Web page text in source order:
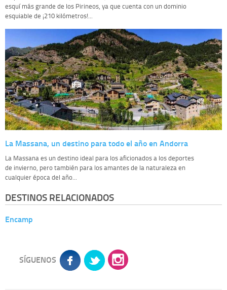
esquí más grande de los Pirineos, ya que cuenta con un dominio
esquiable de ¡210 kilómetros!...
La Massana, un destino para todo el año en Andorra
La Massana es un destino ideal para los aficionados a los deportes
de invierno, pero también para los amantes de la naturaleza en
cualquier época del año...
DESTINOS RELACIONADOS
Encamp
SÍGUENOS